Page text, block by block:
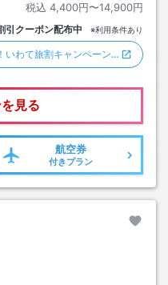
税込 4,400円〜14,900円
引クーポン配布中 ※利用条件あり
いわて旅割キャンペーン…
見る
航空券
付きプラン